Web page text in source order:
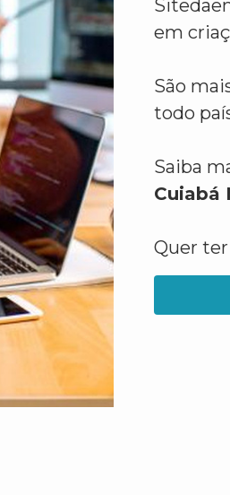
em
São
todo
Saiba
Cuiabá
Quer